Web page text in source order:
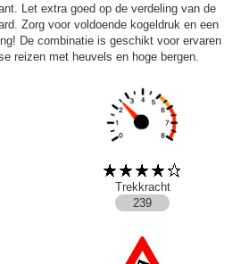
Let extra goed op de verdeling van de
Zorg voor voldoende kogeldruk en een
De combinatie is geschikt voor ervaren
reizen met heuvels en hoge bergen.
Trekkracht
239